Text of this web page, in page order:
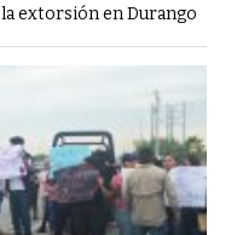
extorsión en Durango